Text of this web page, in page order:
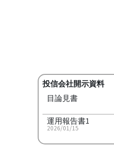
投信会社開示資料
目論見書
運用報告書1
2026/01/15